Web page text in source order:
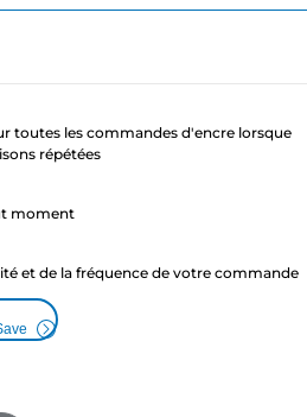
toutes les commandes d'encre lorsque
répétées
moment
et de la fréquence de votre commande